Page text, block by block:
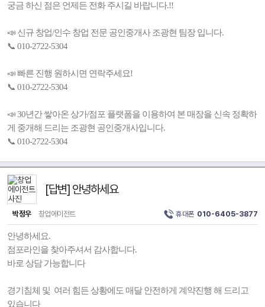
궁금 하신 점은 언제든 전화 주시길 바랍니다.!!
📣 신규 창업/인수 창업 전문 공인중개사 조광현 팀장 입니다.
📞 010-2722-5304
📣 빠른 진행 원하시면 연락주세요!
📞 010-2722-5304
📣 30년간 쌓아온 상가/점포 플랫폼을 이용하여 본 매장을 신속 정확하
게 중개해 드리는 조광현 공인중개사입니다.
📞 010-2722-5304
[답변] 안녕하세요
박정우 창업에이전트 휴대폰 010-6405-3877
안녕하세요.
점포라인을 찾아주셔서 감사합니다.
바로 상담 가능합니다
경기침체 및 여러 힘든 상황에도 매달 안전하게 계약진행 해 드리고
있습니다